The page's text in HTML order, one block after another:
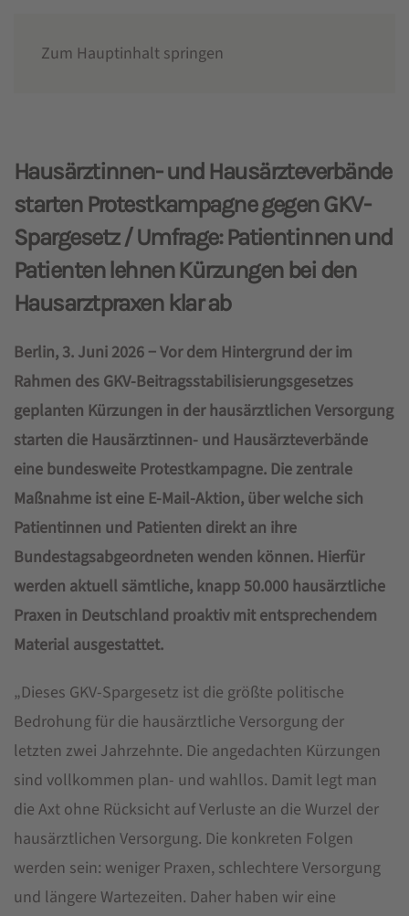
Zum Hauptinhalt springen
Hausärztinnen- und Hausärzteverbände
starten Protestkampagne gegen GKV-
Spargesetz / Umfrage: Patientinnen und
Patienten lehnen Kürzungen bei den
Hausarztpraxen klar ab
Berlin, 3. Juni 2026 − Vor dem Hintergrund der im
Rahmen des GKV-Beitragsstabilisierungsgesetzes
geplanten Kürzungen in der hausärztlichen Versorgung
starten die Hausärztinnen- und Hausärzteverbände
eine bundesweite Protestkampagne. Die zentrale
Maßnahme ist eine E-Mail-Aktion, über welche sich
Patientinnen und Patienten direkt an ihre
Bundestagsabgeordneten wenden können. Hierfür
werden aktuell sämtliche, knapp 50.000 hausärztliche
Praxen in Deutschland proaktiv mit entsprechendem
Material ausgestattet.
„Dieses GKV-Spargesetz ist die größte politische
Bedrohung für die hausärztliche Versorgung der
letzten zwei Jahrzehnte. Die angedachten Kürzungen
sind vollkommen plan- und wahllos. Damit legt man
die Axt ohne Rücksicht auf Verluste an die Wurzel der
hausärztlichen Versorgung. Die konkreten Folgen
werden sein: weniger Praxen, schlechtere Versorgung
und längere Wartezeiten. Daher haben wir eine